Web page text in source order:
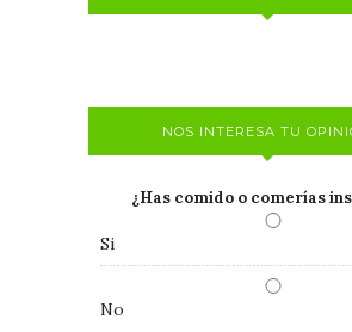
NOS INTERESA TU
¿Has comido o comerías
Si
No